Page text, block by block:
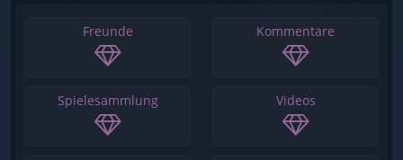
Freunde Kommentare
Spielesammlung Videos